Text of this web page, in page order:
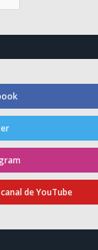
de YouTube